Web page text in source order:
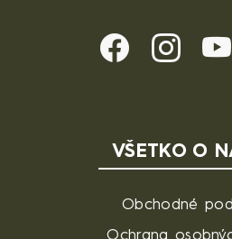
VŠETKO O
Obchodné
Ochrana